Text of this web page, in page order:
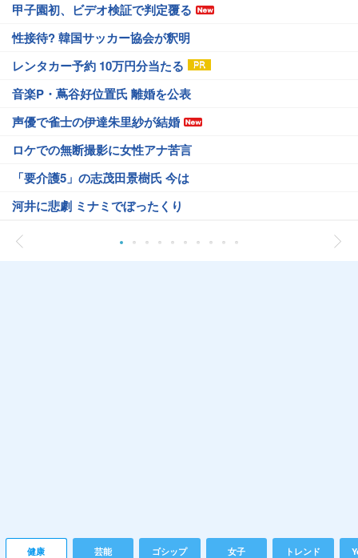
甲子園初、ビデオ検証で判定覆る
性接待? 韓国サッカー協会が釈明
レンタカー予約 10万円分当たる
音楽P・蔦谷好位置氏 離婚を公表
声優で雀士の伊達朱里紗が結婚
ロケでの無断撮影に女性アナ苦言
「要介護5」の志茂田景樹氏 今は
河井に悲劇 ミナミでぼったくり
健康 芸能 ゴシップ 女子 トレンド